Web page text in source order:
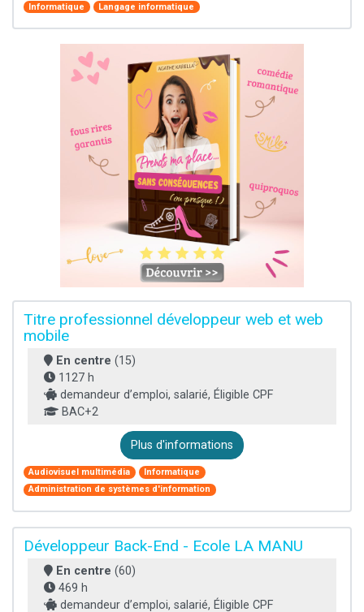
Informatique
Langage informatique
Titre professionnel développeur web et web
mobile
En centre (15)
1127 h
demandeur d’emploi, salarié, Éligible CPF
BAC+2
Plus d'informations
Audiovisuel multimédia
Informatique
Administration de systèmes d'information
Développeur Back-End - Ecole LA MANU
En centre (60)
469 h
demandeur d’emploi, salarié, Éligible CPF